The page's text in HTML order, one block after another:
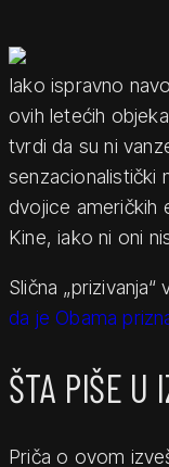
Iako ispravno
ovih letećih
tvrdi da su ni
senzacionalistički
dvojice američkih
Kine, iako ni oni
Slična
da je Obama
ŠTA PIŠE U
Priča o ovom